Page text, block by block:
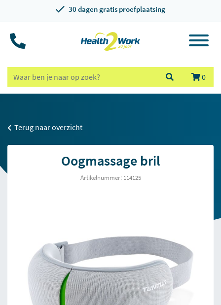
30 dagen gratis proefplaatsing
0
Terug naar overzicht
Oogmassage bril
Artikelnummer: 114125